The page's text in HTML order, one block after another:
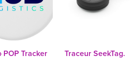
POP Tracker
Traceur SeekTag.